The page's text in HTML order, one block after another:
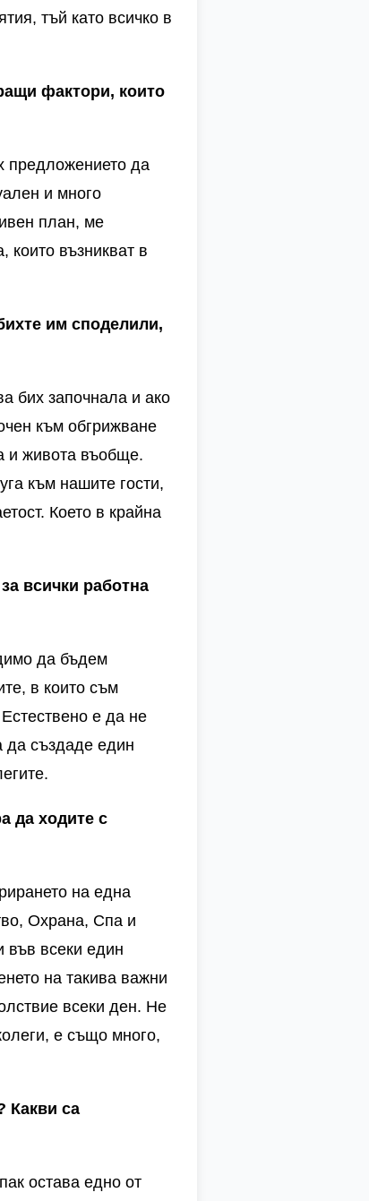
тъй като всичко в
фактори, които
предложението да
и много
план, ме
които възникват в
им споделили,
бих започнала и ако
към обгрижване
и живота въобще.
към нашите гости,
Което в крайна
всички работна
да бъдем
в които съм
е да не
да създаде един
да ходите с
на една
Охрана, Спа и
във всеки един
на такива важни
всеки ден. Не
е също много,
Какви са
остава едно от